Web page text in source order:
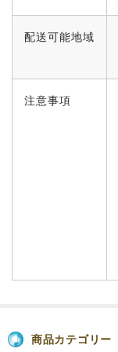
配送可能地域
注意事項
商品カテゴリー